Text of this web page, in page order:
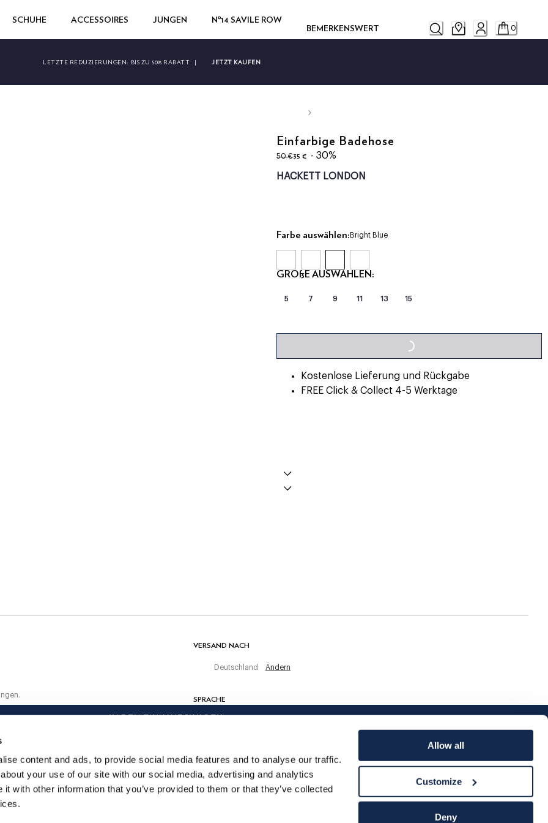
content and ads, to provide social media features and to analyse our traffic.
your use of our site with our social media, advertising and analytics
with other information that you’ve provided to them or that they’ve collected
Allow all
Customize
Deny
SCHUHE ACCESSOIRES JUNGEN
Nº14 SAVILE ROW
BEMERKENSWERT
0
LETZTE REDUZIERUNGEN: BIS ZU 50% RABATT | JETZT KAUFEN
Einfarbige Badehose
50 €
ursprünglicher Preis 50 €
35 €
aktueller Preis 35 €
- 30%
HACKETT LONDON
Farbe auswählen:Bright Blue
GRÖßE AUSWÄHLEN:
5 7 9 11 13 15
LOADING...
Kostenlose Lieferung und Rückgabe
FREE Click & Collect 4-5 Werktage
IN DEN EINKAUFSWAGEN
VERSAND NACH
Deutschland Ändern
SPRACHE